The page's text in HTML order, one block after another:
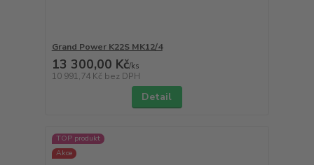
Grand Power K22S MK12/4
13 300,00 Kč/ks
10 991,74 Kč bez DPH
Detail
TOP produkt
Akce